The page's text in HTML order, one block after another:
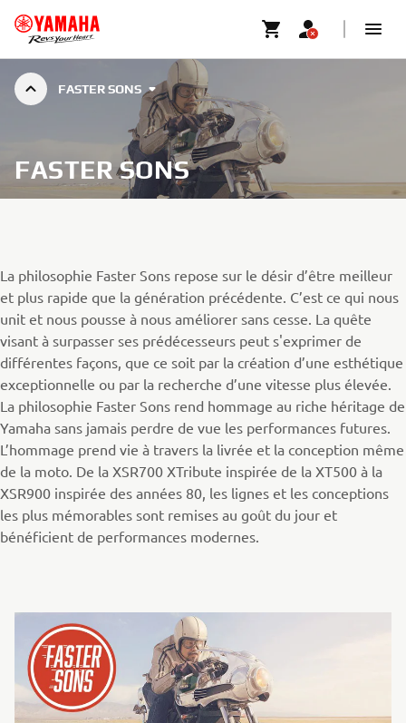
FASTER SONS
FASTER SONS
La philosophie Faster Sons repose sur le désir d’être meilleur
et plus rapide que la génération précédente. C’est ce qui nous
unit et nous pousse à nous améliorer sans cesse. La quête
visant à surpasser ses prédécesseurs peut s'exprimer de
différentes façons, que ce soit par la création d’une esthétique
exceptionnelle ou par la recherche d’une vitesse plus élevée.
La philosophie Faster Sons rend hommage au riche héritage de
Yamaha sans jamais perdre de vue les performances futures.
L’hommage prend vie à travers la livrée et la conception même
de la moto. De la XSR700 XTribute inspirée de la XT500 à la
XSR900 inspirée des années 80, les lignes et les conceptions
les plus mémorables sont remises au goût du jour et
bénéficient de performances modernes.